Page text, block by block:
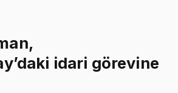
idari görevine